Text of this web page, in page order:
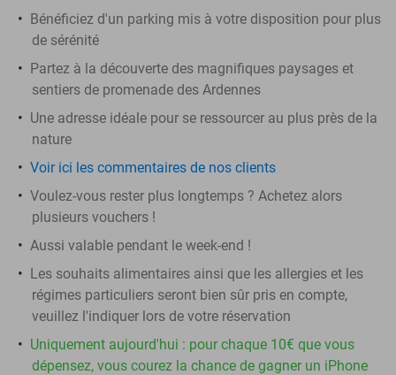
Bénéficiez d'un parking mis à votre disposition pour plus
de sérénité
Partez à la découverte des magnifiques paysages et
sentiers de promenade des Ardennes
Une adresse idéale pour se ressourcer au plus près de la
nature
Voir ici les commentaires de nos clients
Voulez-vous rester plus longtemps ? Achetez alors
plusieurs vouchers !
Aussi valable pendant le week-end !
Les souhaits alimentaires ainsi que les allergies et les
régimes particuliers seront bien sûr pris en compte,
veuillez l'indiquer lors de votre réservation
Uniquement aujourd'hui : pour chaque 10€ que vous
dépensez, vous courez la chance de gagner un iPhone